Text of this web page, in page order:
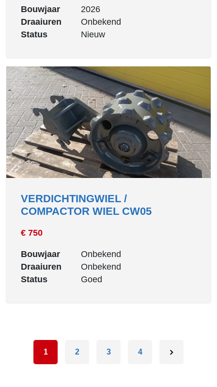
Bouwjaar
2026
Draaiuren
Onbekend
Status
Nieuw
VERDICHTINGWIEL /
COMPACTOR WIEL CW05
€ 750
Bouwjaar
Onbekend
Draaiuren
Onbekend
Status
Goed
1 2 3 4